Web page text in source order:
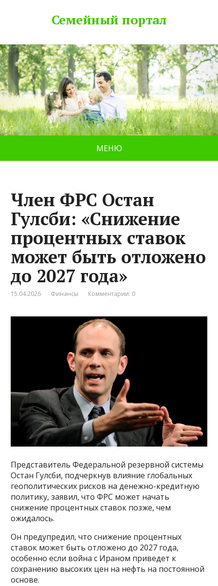
Семейный портал
МЕНЮ
Член ФРС Остан
Гулсби: «Снижение
процентных ставок
может быть отложено
до 2027 года»
15.04.2026 Финансы Комментарии: 0
Представитель Федеральной резервной системы
Остан Гулсби, подчеркнув влияние глобальных
геополитических рисков на денежно-кредитную
политику, заявил, что ФРС может начать
снижение процентных ставок позже, чем
ожидалось.
Он предупредил, что снижение процентных
ставок может быть отложено до 2027 года,
особенно если война с Ираном приведет к
сохранению высоких цен на нефть на постоянной
основе.